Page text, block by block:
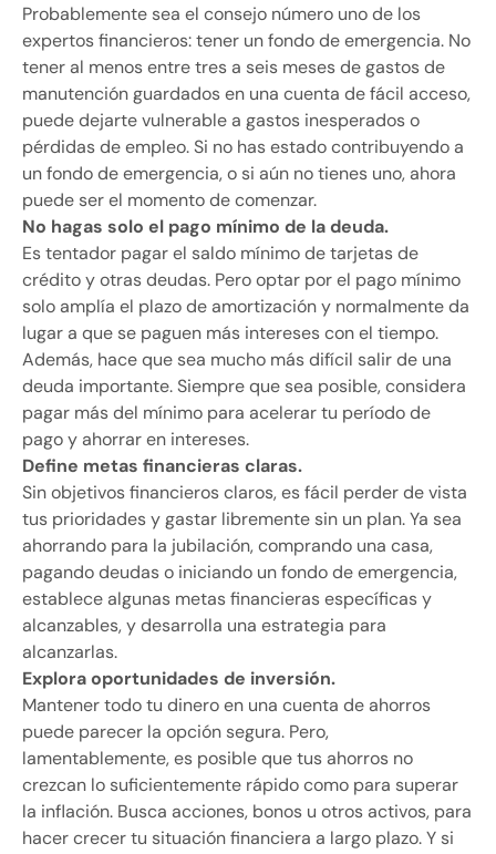
Probablemente sea el consejo número uno de los
expertos financieros: tener un fondo de emergencia. No
tener al menos entre tres a seis meses de gastos de
manutención guardados en una cuenta de fácil acceso,
puede dejarte vulnerable a gastos inesperados o
pérdidas de empleo. Si no has estado contribuyendo a
un fondo de emergencia, o si aún no tienes uno, ahora
puede ser el momento de comenzar.
No hagas solo el pago mínimo de la deuda.
Es tentador pagar el saldo mínimo de tarjetas de
crédito y otras deudas. Pero optar por el pago mínimo
solo amplía el plazo de amortización y normalmente da
lugar a que se paguen más intereses con el tiempo.
Además, hace que sea mucho más difícil salir de una
deuda importante. Siempre que sea posible, considera
pagar más del mínimo para acelerar tu período de
pago y ahorrar en intereses.
Define metas financieras claras.
Sin objetivos financieros claros, es fácil perder de vista
tus prioridades y gastar libremente sin un plan. Ya sea
ahorrando para la jubilación, comprando una casa,
pagando deudas o iniciando un fondo de emergencia,
establece algunas metas financieras específicas y
alcanzables, y desarrolla una estrategia para
alcanzarlas.
Explora oportunidades de inversión.
Mantener todo tu dinero en una cuenta de ahorros
puede parecer la opción segura. Pero,
lamentablemente, es posible que tus ahorros no
crezcan lo suficientemente rápido como para superar
la inflación. Busca acciones, bonos u otros activos, para
hacer crecer tu situación financiera a largo plazo. Y si